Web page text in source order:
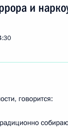
и
говорится: